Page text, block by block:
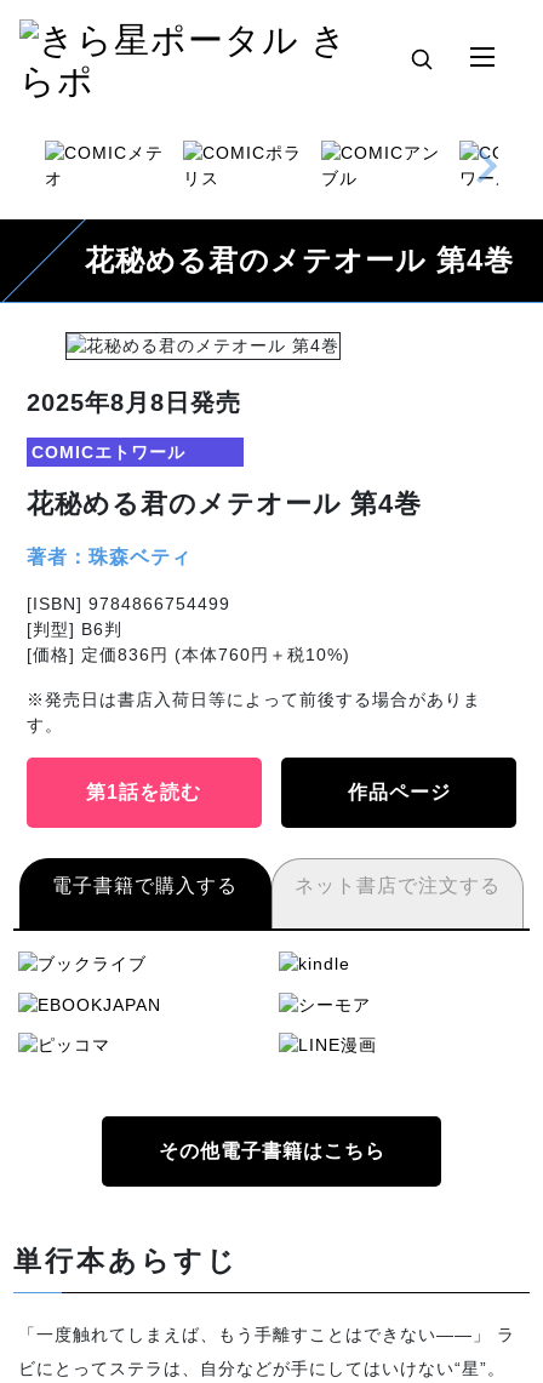
花秘める君のメテオール 第4巻
2025年8月8日発売
COMICエトワール
花秘める君のメテオール 第4巻
著者：珠森ベティ
[ISBN] 9784866754499
[判型] B6判
[価格] 定価836円 (本体760円＋税10%)
※発売日は書店入荷日等によって前後する場合がありま
す。
第1話を読む 作品ページ
電子書籍で購入する ネット書店で注文する
その他電子書籍はこちら
単行本あらすじ
「一度触れてしまえば、もう手離すことはできない――」 ラ
ビにとってステラは、自分などが手にしてはいけない“星”。